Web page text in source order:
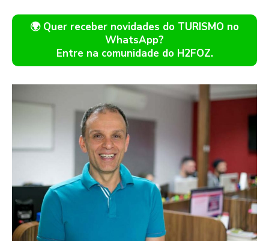
🌍 Quer receber novidades do TURISMO no
WhatsApp?
Entre na comunidade do H2FOZ.